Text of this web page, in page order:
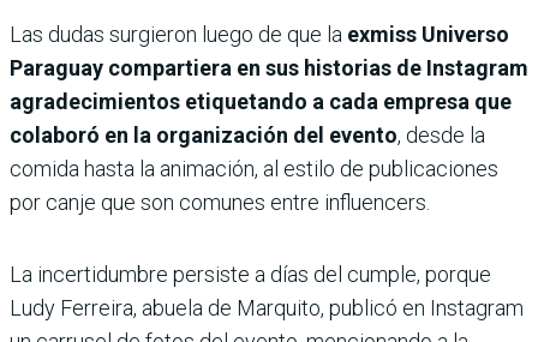
Las dudas surgieron luego de que la exmiss Universo
Paraguay compartiera en sus historias de Instagram
agradecimientos etiquetando a cada empresa que
colaboró en la organización del evento, desde la
comida hasta la animación, al estilo de publicaciones
por canje que son comunes entre influencers.
La incertidumbre persiste a días del cumple, porque
Ludy Ferreira, abuela de Marquito, publicó en Instagram